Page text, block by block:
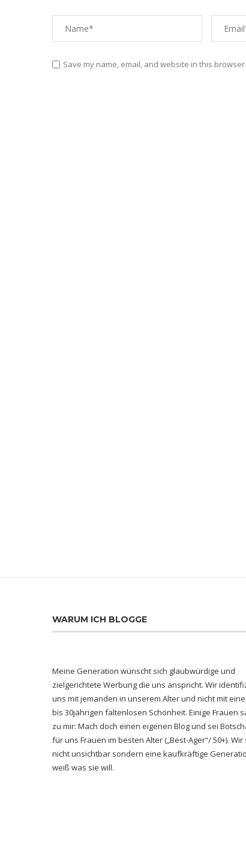
Save my name, email, and website in this
WARUM ICH BLOGGE
Meine Generation wünscht sich glaubwürdige und
zielgerichtete Werbung die uns anspricht. Wir
uns mit jemanden in unserem Alter und nicht mit
bis 30jährigen faltenlosen Schönheit. Einige Frauen
zu mir: Mach doch einen eigenen Blog und sei
für uns Frauen im besten Alter („Best-Ager“/ 50+). Wir
nicht unsichtbar sondern eine kaufkräftige
weiß was sie will.